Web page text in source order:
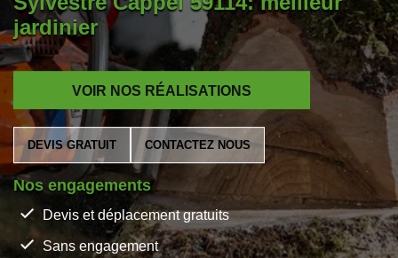
jardinier
VOIR NOS RÉALISATIONS
DEVIS GRATUIT CONTACTEZ NOUS
Nos engagements
Devis et déplacement gratuits
Sans engagement